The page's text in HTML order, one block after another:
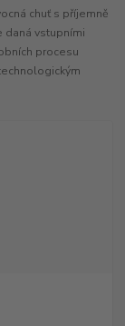
chuť s příjemně
daná vstupními
procesu